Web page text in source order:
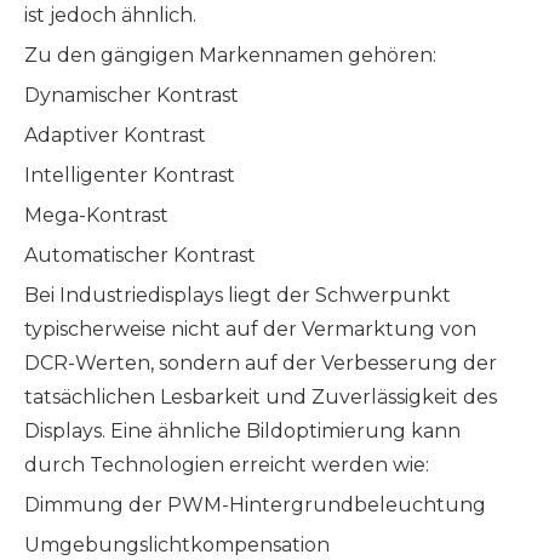
ist jedoch ähnlich.
Zu den gängigen Markennamen gehören:
Dynamischer Kontrast
Adaptiver Kontrast
Intelligenter Kontrast
Mega-Kontrast
Automatischer Kontrast
Bei Industriedisplays liegt der Schwerpunkt
typischerweise nicht auf der Vermarktung von
DCR-Werten, sondern auf der Verbesserung der
tatsächlichen Lesbarkeit und Zuverlässigkeit des
Displays. Eine ähnliche Bildoptimierung kann
durch Technologien erreicht werden wie:
Dimmung der PWM-Hintergrundbeleuchtung
Umgebungslichtkompensation